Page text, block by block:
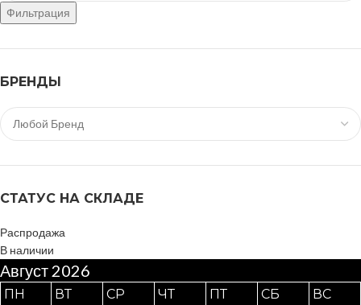
Фильтрация
БРЕНДЫ
СТАТУС НА СКЛАДЕ
Распродажа
В наличии
Август 2026
ПН ВТ СР ЧТ ПТ СБ ВС